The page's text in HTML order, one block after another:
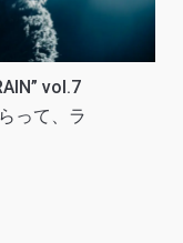
vol.7
って、ラ